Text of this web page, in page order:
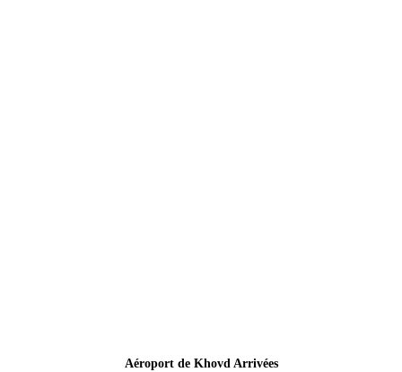
Aéroport de Khovd Arrivées